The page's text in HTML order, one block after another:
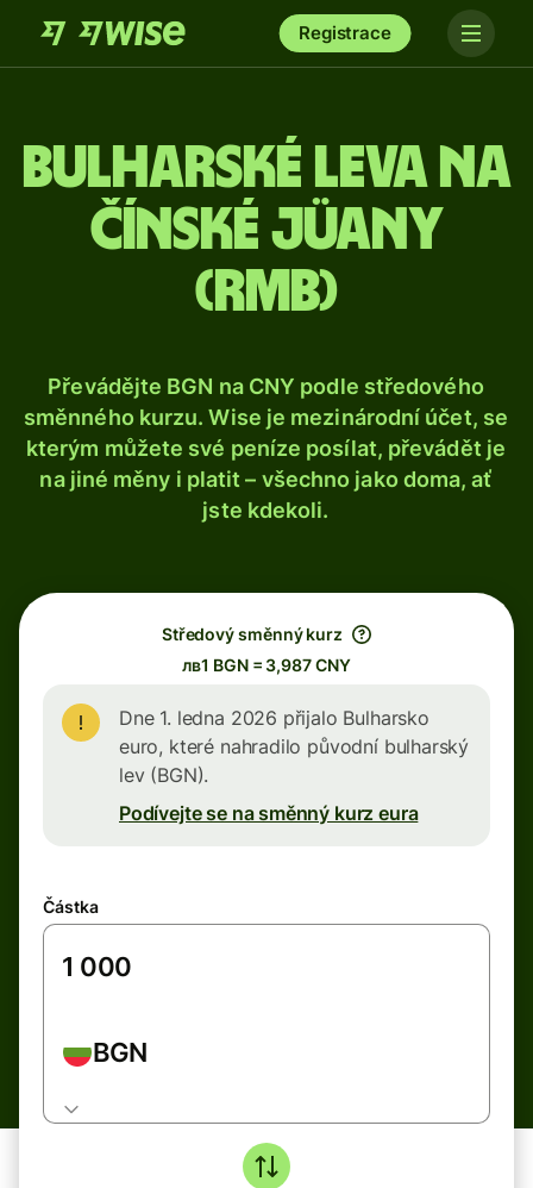
Registrace
Bulharské leva na
čínské jüany
(rmb)
Převádějte BGN na CNY podle středového
směnného kurzu. Wise je mezinárodní účet, se
kterým můžete své peníze posílat, převádět je
na jiné měny i platit – všechno jako doma, ať
jste kdekoli.
Středový směnný kurz
лв1 BGN = 3,987 CNY
Dne 1. ledna 2026 přijalo Bulharsko
euro, které nahradilo původní bulharský
lev (BGN).
Podívejte se na směnný kurz eura
Částka
BGN